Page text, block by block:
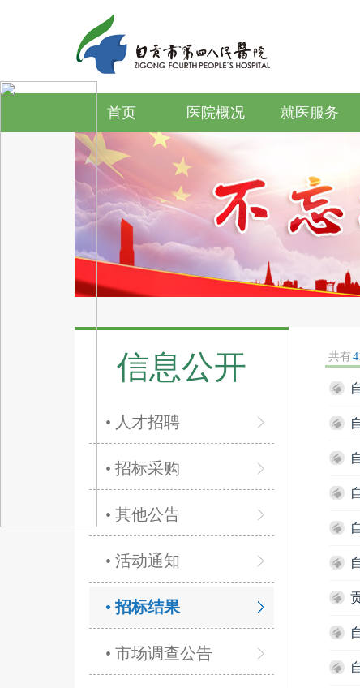
首页 医院概况 就医服务
信息公开
• 人才招聘
• 招标采购
• 其他公告
• 活动通知
• 招标结果
• 市场调查公告
共有